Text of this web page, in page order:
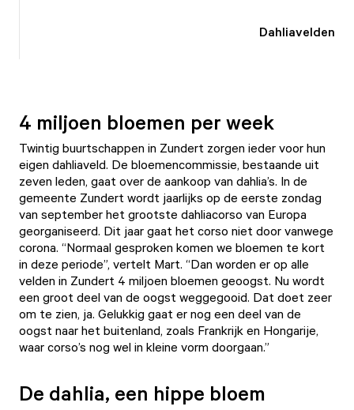
Dahliavelden
4 miljoen bloemen per week
Twintig buurtschappen in Zundert zorgen ieder voor hun
eigen dahliaveld. De bloemencommissie, bestaande uit
zeven leden, gaat over de aankoop van dahlia’s. In de
gemeente Zundert wordt jaarlijks op de eerste zondag
van september het grootste dahliacorso van Europa
georganiseerd. Dit jaar gaat het corso niet door vanwege
corona. “Normaal gesproken komen we bloemen te kort
in deze periode”, vertelt Mart. “Dan worden er op alle
velden in Zundert 4 miljoen bloemen geoogst. Nu wordt
een groot deel van de oogst weggegooid. Dat doet zeer
om te zien, ja. Gelukkig gaat er nog een deel van de
oogst naar het buitenland, zoals Frankrijk en Hongarije,
waar corso’s nog wel in kleine vorm doorgaan.”
De dahlia, een hippe bloem